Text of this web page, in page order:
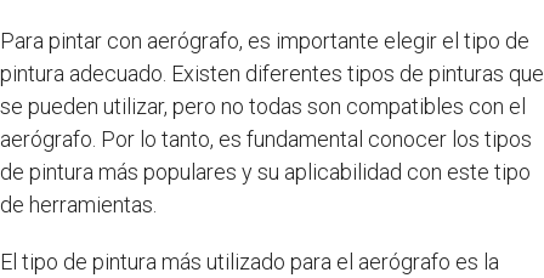
Para pintar con aerógrafo, es importante elegir el tipo de
pintura adecuado. Existen diferentes tipos de pinturas que
se pueden utilizar, pero no todas son compatibles con el
aerógrafo. Por lo tanto, es fundamental conocer los tipos
de pintura más populares y su aplicabilidad con este tipo
de herramientas.
El tipo de pintura más utilizado para el aerógrafo es la